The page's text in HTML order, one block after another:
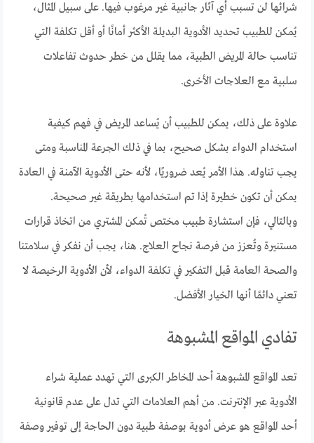
شرائها لن تسبب أي آثار جانبية غير مرغوب فيها. على سبيل المثال،
يُمكن للطبيب تحديد الأدوية البديلة الأكثر أمانًا أو أقل تكلفة التي
تناسب حالة المريض الطبية، مما يقلل من خطر حدوث تفاعلات
سلبية مع العلاجات الأخرى.
علاوة على ذلك، يمكن للطبيب أن يُساعد المريض في فهم كيفية
استخدام الدواء بشكل صحيح، بما في ذلك الجرعة المناسبة ومتى
يجب تناوله. هذا الأمر يُعد ضروريًا، لأنه حتى الأدوية الآمنة في العادة
يمكن أن تكون خطيرة إذا تم استخدامها بطريقة غير صحيحة.
وبالتالي، فإن استشارة طبيب مختص تُمكن المشتري من اتخاذ قرارات
مستنيرة وتُعزز من فرصة نجاح العلاج. هنا، يجب أن نفكر في سلامتنا
والصحة العامة قبل التفكير في تكلفة الدواء، لأن الأدوية الرخيصة لا
تعني دائمًا أنها الخيار الأفضل.
تفادي المواقع المشبوهة
تعد المواقع المشبوهة أحد المخاطر الكبرى التي تهدد عملية شراء
الأدوية عبر الإنترنت. من أهم العلامات التي تدل على عدم قانونية
أحد المواقع هو عرض أدوية بوصفة طبية دون الحاجة إلى توفير وصفة